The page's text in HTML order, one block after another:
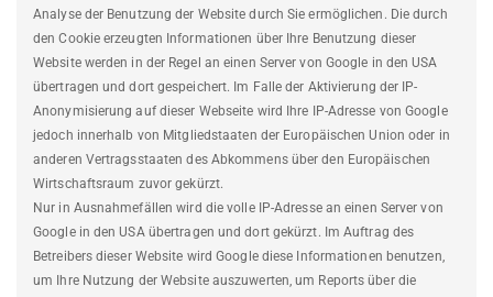
Analyse der Benutzung der Website durch Sie ermöglichen. Die durch
den Cookie erzeugten Informationen über Ihre Benutzung dieser
Website werden in der Regel an einen Server von Google in den USA
übertragen und dort gespeichert. Im Falle der Aktivierung der IP-
Anonymisierung auf dieser Webseite wird Ihre IP-Adresse von Google
jedoch innerhalb von Mitgliedstaaten der Europäischen Union oder in
anderen Vertragsstaaten des Abkommens über den Europäischen
Wirtschaftsraum zuvor gekürzt.
Nur in Ausnahmefällen wird die volle IP-Adresse an einen Server von
Google in den USA übertragen und dort gekürzt. Im Auftrag des
Betreibers dieser Website wird Google diese Informationen benutzen,
um Ihre Nutzung der Website auszuwerten, um Reports über die